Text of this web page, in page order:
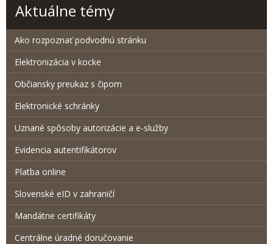
Aktuálne témy
Ako rozpoznať podvodnú stránku
Elektronizácia v kocke
Občiansky preukaz s čipom
Elektronické schránky
Uznané spôsoby autorizácie a e-služby
Evidencia autentifikátorov
Platba online
Slovenské eID v zahraničí
Mandátne certifikáty
Centrálne úradné doručovanie